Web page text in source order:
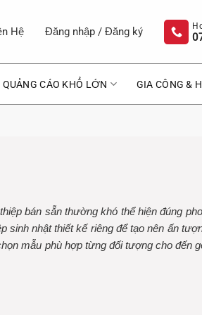
Hệ Đăng nhập / Đăng ký
QUẢNG CÁO KHỔ LỚN GIA CÔNG &
bán sẵn thường khó thể hiện đúng
sinh nhật thiết kế riêng để tạo nên ấn
mẫu phù hợp từng đối tượng cho đến